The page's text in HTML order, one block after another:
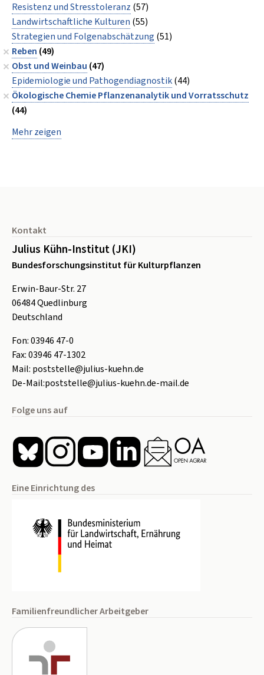
Resistenz und Stresstoleranz (57)
Landwirtschaftliche Kulturen (55)
Strategien und Folgenabschätzung (51)
Reben (49)
Obst und Weinbau (47)
Epidemiologie und Pathogendiagnostik(44)
Ökologische Chemie Pflanzenanalytik und Vorratsschutz
(44)
Mehr zeigen
Kontakt
Julius Kühn-Institut (JKI)
Bundesforschungsinstitut für Kulturpflanzen
Erwin-Baur-Str. 27
06484Quedlinburg
Deutschland
Fon:03946 47-0
Fax:03946 47-1302
Mail: poststelle@julius-kuehn.de
De-Mail:poststelle@julius-kuehn.de-mail.de
Folge uns auf
Eine Einrichtung des
Familienfreundlicher Arbeitgeber